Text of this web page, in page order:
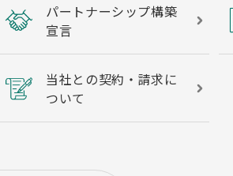
パートナーシップ構築
宣言
当社との契約・請求に
ついて